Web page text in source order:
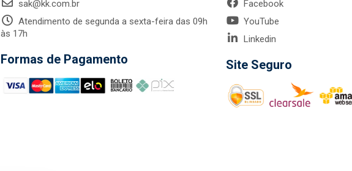
sak@kk.com.br
Atendimento de segunda a sexta-feira das 09h
às 17h
Formas de Pagamento
Facebook
YouTube
Linkedin
Site Seguro